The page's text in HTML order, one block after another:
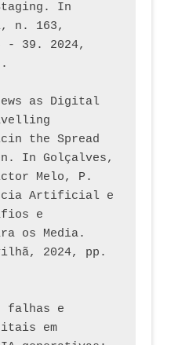
In
n. 163,
- 39. 2024,
as Digital
the Spread
In Golçalves,
Melo, P.
Artificial e
e
os Media.
2024, pp.
falhas e
em